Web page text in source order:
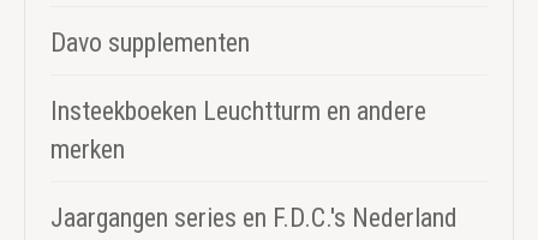
Davo supplementen
Insteekboeken Leuchtturm en andere
merken
Jaargangen series en F.D.C.'s Nederland